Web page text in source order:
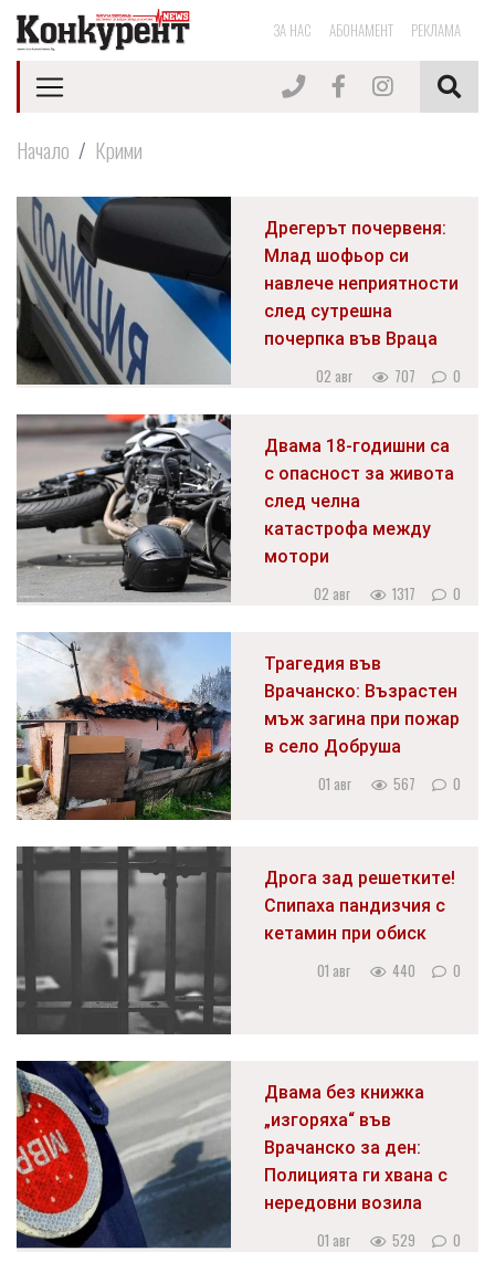
ЗА НАС АБОНАМЕНТ РЕКЛАМА
Начало Крими
Дрегерът почервеня:
Млад шофьор си
навлече неприятности
след сутрешна
почерпка във Враца
02 авг 707 0
Двама 18-годишни са
с опасност за живота
след челна
катастрофа между
мотори
02 авг 1317 0
Трагедия във
Врачанско: Възрастен
мъж загина при пожар
в село Добруша
01 авг 567 0
Дрога зад решетките!
Спипаха пандизчия с
кетамин при обиск
01 авг 440 0
Двама без книжка
„изгоряха“ във
Врачанско за ден:
Полицията ги хвана с
нередовни возила
01 авг 529 0